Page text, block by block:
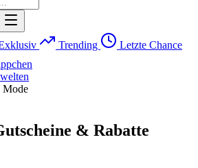
Trending
Letzte Chance
& Rabatte